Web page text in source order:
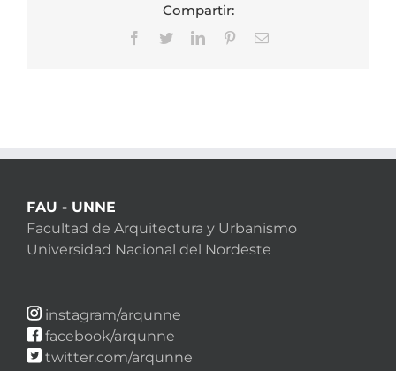
Compartir:
Facebook
TwitterLinkedInPinterestCorreo
FAU - UNNE
Facultad de Arquitectura y Urbanismo
Universidad Nacional del Nordeste
instagram/arqunne
facebook/arqunne
twitter.com/arqunne